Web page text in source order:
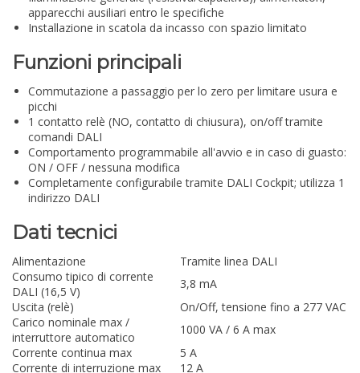
apparecchi ausiliari entro le specifiche
Installazione in scatola da incasso con spazio limitato
Funzioni principali
Commutazione a passaggio per lo zero per limitare usura e
picchi
1 contatto relè (NO, contatto di chiusura), on/off tramite
comandi DALI
Comportamento programmabile all'avvio e in caso di guasto:
ON / OFF / nessuna modifica
Completamente configurabile tramite DALI Cockpit; utilizza 1
indirizzo DALI
Dati tecnici
Alimentazione
Tramite linea DALI
Consumo tipico di corrente
DALI (16,5 V)
3,8 mA
Uscita (relè)
On/Off, tensione fino a 277 VAC
Carico nominale max /
interruttore automatico
1000 VA / 6 A max
Corrente continua max
5 A
Corrente di interruzione max
12 A